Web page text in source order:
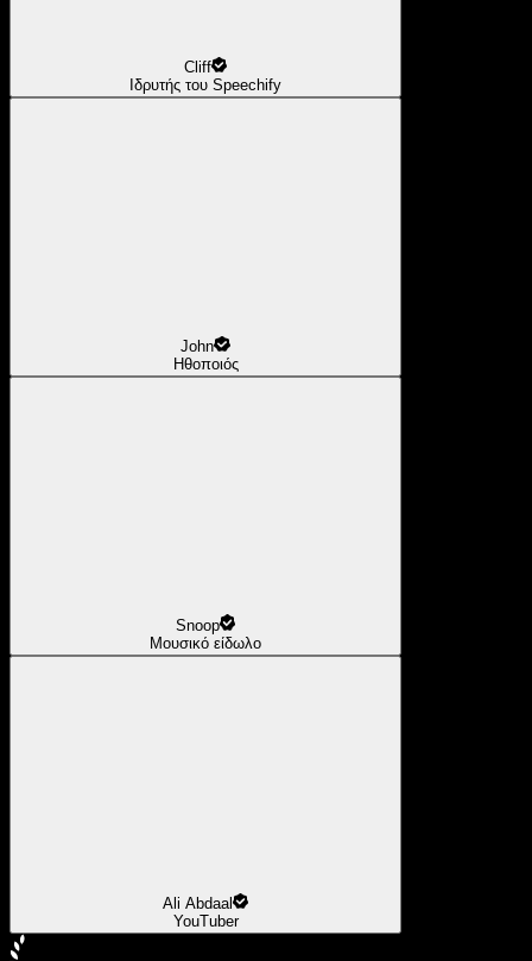
Cliff
Ιδρυτής του Speechify
John
Ηθοποιός
Snoop
Μουσικό είδωλο
Ali Abdaal
YouTuber